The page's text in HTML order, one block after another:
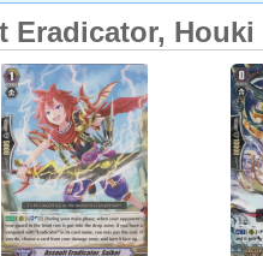
Eradicator, Houki